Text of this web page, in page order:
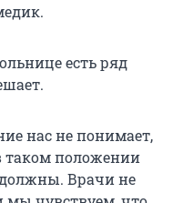
есть ряд
нас не понимает,
положении
Врачи не